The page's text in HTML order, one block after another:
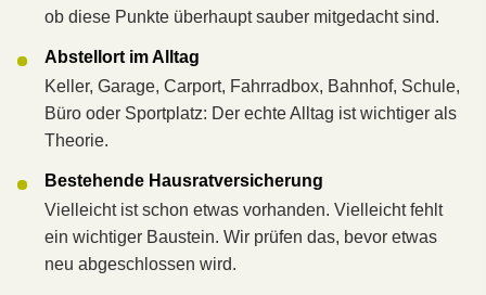
ob diese Punkte überhaupt sauber mitgedacht sind.
Abstellort im Alltag
Keller, Garage, Carport, Fahrradbox, Bahnhof, Schule,
Büro oder Sportplatz: Der echte Alltag ist wichtiger als
Theorie.
Bestehende Haus­rat­ver­si­che­rung
Vielleicht ist schon etwas vorhanden. Vielleicht fehlt
ein wichtiger Baustein. Wir prüfen das, bevor etwas
neu abgeschlossen wird.